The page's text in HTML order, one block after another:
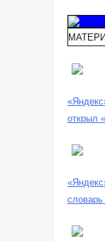
открыл